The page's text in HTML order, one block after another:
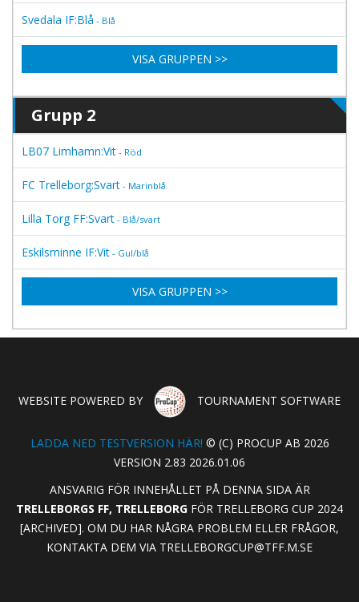
Svedala IF:Blå - Blå
VISA GRUPPEN >>
Grupp 2
LB07 Limhamn:Vit - Röd
FC Trelleborg:Svart - Marinblå
Lilla Torg FF:Svart - Blå/svart
Eskilsminne IF:Vit - Gul/blå
VISA GRUPPEN >>
WEBSITE POWERED BY TOURNAMENT SOFTWARE
LADDA NED TESTVERSION HÄR! © (C) PROCUP AB 2026
VERSION 2.83 2026.01.06
ANSVARIG FÖR INNEHÅLLET PÅ DENNA SIDA ÄR
TRELLEBORGS FF, TRELLEBORG FÖR TRELLEBORG CUP 2024
[ARCHIVED]. OM DU HAR NÅGRA PROBLEM ELLER FRÅGOR,
KONTAKTA DEM VIA TRELLEBORGCUP@TFF.M.SE